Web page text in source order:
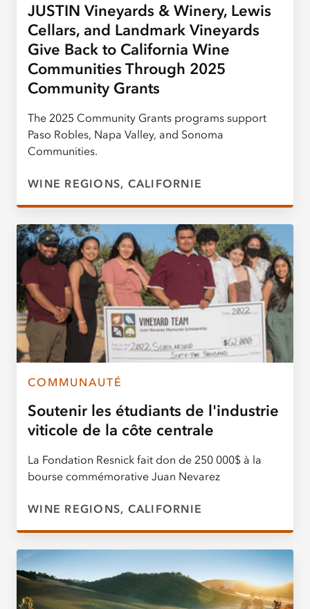
JUSTIN Vineyards & Winery, Lewis
Cellars, and Landmark Vineyards
Give Back to California Wine
Communities Through 2025
Community Grants
The 2025 Community Grants programs support
Paso Robles, Napa Valley, and Sonoma
Communities.
WINE REGIONS, CALIFORNIE
COMMUNAUTÉ
Soutenir les étudiants de l'industrie
viticole de la côte centrale
La Fondation Resnick fait don de 250 000$ à la
bourse commémorative Juan Nevarez
WINE REGIONS, CALIFORNIE